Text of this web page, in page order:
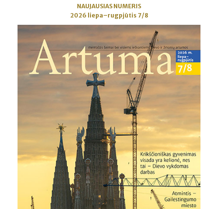
NAUJAUSIAS NUMERIS
2026 liepa–rugpjūtis 7/8